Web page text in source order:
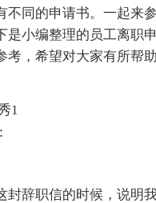
不同的申请书。一起来
是小编整理的员工离职
考，希望对大家有所帮助
1
封辞职信的时候，说明